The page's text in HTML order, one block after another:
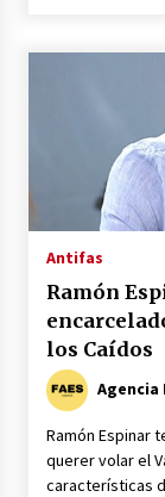
Antifas
Ramón
los Caídos
Agencia
Ramón Espinar
querer volar el
características